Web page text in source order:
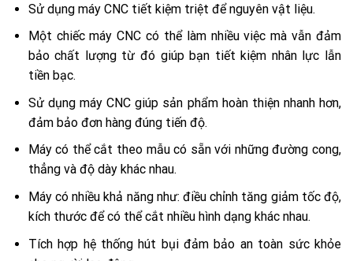
Sử dụng máy CNC tiết kiệm triệt để nguyên vật liệu.
Một chiếc máy CNC có thể làm nhiều việc mà vẫn đảm
bảo chất lượng từ đó giúp bạn tiết kiệm nhân lực lẫn
tiền bạc.
Sử dụng máy CNC giúp sản phẩm hoàn thiện nhanh hơn,
đảm bảo đơn hàng đúng tiến độ.
Máy có thể cắt theo mẫu có sẵn với những đường cong,
thẳng và độ dày khác nhau.
Máy có nhiều khả năng như: điều chỉnh tăng giảm tốc độ,
kích thước để có thể cắt nhiều hình dạng khác nhau.
Tích hợp hệ thống hút bụi đảm bảo an toàn sức khỏe